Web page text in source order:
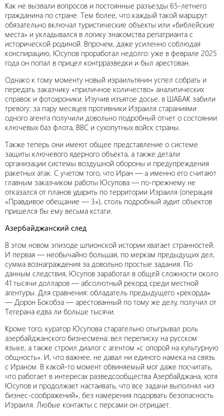
Как не вызвали вопросов и постоянные разъезды 65-летнего
гражданина по стране. Тем более, что каждый такой маршрут
обязательно включал туристические объекты или «библейские
места» и укладывался в логику знакомства репатрианта с
исторической родиной. Впрочем, даже усиленно соблюдая
конспирацию, Юсупов проработал недолго: уже в феврале 2025
года он попал в прицел контрразведки и был арестован.
Однако к тому моменту новый израильтянин успел собрать и
передать заказчику «приличное количество» аналитических
справок и фотохроники. Изучив изъятое досье, в ШАБАК забили
тревогу: за пару месяцев противники Израиля стараниями
одного агента получили довольно подробный отчет о состоянии
ключевых баз флота, ВВС и сухопутных войск страны.
Также теперь они имеют общее представление о системе
защиты ключевого ядерного объекта, а также детали
организации системы воздушной обороны и предупреждения
ракетных атак. С учетом того, что Иран — а именно его считают
главным заказчиком работы Юсупова — по-прежнему не
отказался от планов ударить по территории Израиля (операция
«Правдивое обещание — 3»), столь подробный аудит объектов
пришелся бы ему весьма кстати.
Азербайджанский след
В этом новом эпизоде шпионской истории хватает странностей.
И первая — необычайно большая, по меркам предыдущих дел,
сумма вознаграждения за довольно простые задания. По
данным следствия, Юсупов заработал в общей сложности около
41 тысячи долларов — абсолютный рекорд среди местной
агентуры. Для сравнения: обладатель предыдущего «рекорда»
— Дорон Бокобза — арестованный по тому же делу, получил от
Тегерана едва ли больше тысячи.
Кроме того, куратор Юсупова старательно отыгрывал роль
азербайджанского бизнесмена: вел переписку на русском
языке, а также строил диалог с агентом «с опорой на культурную
общность». И, что важнее, не давал ни единого намека на связь
с Ираном. В какой-то момент обвиняемый мог даже посчитать,
что работает в интересах разведсообщества Азербайджана, хотя
Юсупов и продолжает настаивать, что все задачи выполнял «из
бизнес-соображений», без намерения подорвать безопасность
Израиля. Любые контакты с персами он отрицает.